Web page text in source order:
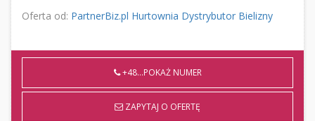
Oferta od: PartnerBiz.pl Hurtownia Dystrybutor Bielizny
+48...POKAŻ NUMER
ZAPYTAJ O OFERTĘ